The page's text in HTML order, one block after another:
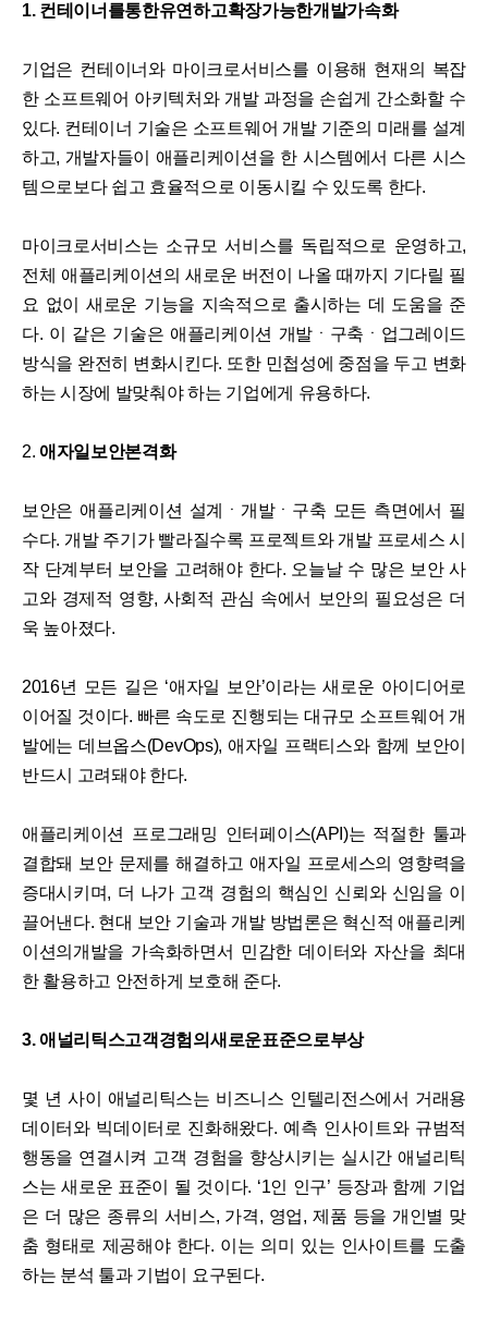
1. 컨테이너를통한유연하고확장가능한개발가속화
기업은 컨테이너와 마이크로서비스를 이용해 현재의 복잡
한 소프트웨어 아키텍처와 개발 과정을 손쉽게 간소화할 수
있다. 컨테이너 기술은 소프트웨어 개발 기준의 미래를 설계
하고, 개발자들이 애플리케이션을 한 시스템에서 다른 시스
템으로보다 쉽고 효율적으로 이동시킬 수 있도록 한다.
마이크로서비스는 소규모 서비스를 독립적으로 운영하고,
전체 애플리케이션의 새로운 버전이 나올 때까지 기다릴 필
요 없이 새로운 기능을 지속적으로 출시하는 데 도움을 준
다. 이 같은 기술은 애플리케이션 개발ㆍ구축ㆍ업그레이드
방식을 완전히 변화시킨다. 또한 민첩성에 중점을 두고 변화
하는 시장에 발맞춰야 하는 기업에게 유용하다.
2. 애자일보안본격화
보안은 애플리케이션 설계ㆍ개발ㆍ구축 모든 측면에서 필
수다. 개발 주기가 빨라질수록 프로젝트와 개발 프로세스 시
작 단계부터 보안을 고려해야 한다. 오늘날 수 많은 보안 사
고와 경제적 영향, 사회적 관심 속에서 보안의 필요성은 더
욱 높아졌다.
2016년 모든 길은 ‘애자일 보안’이라는 새로운 아이디어로
이어질 것이다. 빠른 속도로 진행되는 대규모 소프트웨어 개
발에는 데브옵스(DevOps), 애자일 프랙티스와 함께 보안이
반드시 고려돼야 한다.
애플리케이션 프로그래밍 인터페이스(API)는 적절한 툴과
결합돼 보안 문제를 해결하고 애자일 프로세스의 영향력을
증대시키며, 더 나가 고객 경험의 핵심인 신뢰와 신임을 이
끌어낸다. 현대 보안 기술과 개발 방법론은 혁신적 애플리케
이션의개발을 가속화하면서 민감한 데이터와 자산을 최대
한 활용하고 안전하게 보호해 준다.
3. 애널리틱스고객경험의새로운표준으로부상
몇 년 사이 애널리틱스는 비즈니스 인텔리전스에서 거래용
데이터와 빅데이터로 진화해왔다. 예측 인사이트와 규범적
행동을 연결시켜 고객 경험을 향상시키는 실시간 애널리틱
스는 새로운 표준이 될 것이다. ‘1인 인구’ 등장과 함께 기업
은 더 많은 종류의 서비스, 가격, 영업, 제품 등을 개인별 맞
춤 형태로 제공해야 한다. 이는 의미 있는 인사이트를 도출
하는 분석 툴과 기법이 요구된다.